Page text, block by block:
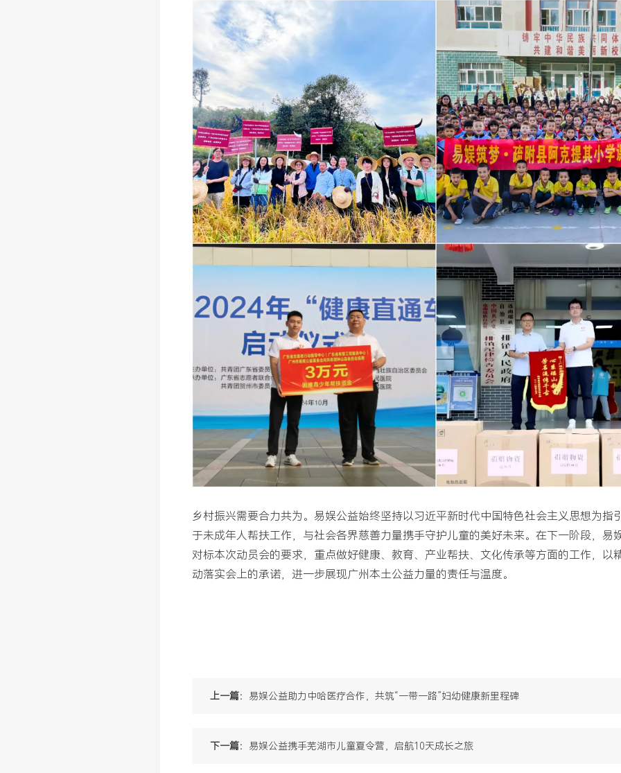
乡村振兴需要合力共为。易娱公益始终坚持以习近平新时代中国特色社会主义思想为指
于未成年人帮扶工作，与社会各界慈善力量携手守护儿童的美好未来。在下一阶段，易
对标本次动员会的要求，重点做好健康、教育、产业帮扶、文化传承等方面的工作，以
动落实会上的承诺，进一步展现广州本土公益力量的责任与温度。
上一篇： 易娱公益助力中哈医疗合作，共筑“一带一路”妇幼健康新里程碑
下一篇： 易娱公益携手芜湖市儿童夏令营，启航10天成长之旅